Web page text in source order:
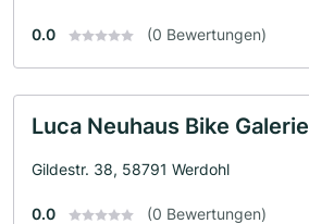
0.0 (0 Bewertungen)
Luca Neuhaus Bike Galerie
Gildestr. 38, 58791 Werdohl
0.0 (0 Bewertungen)